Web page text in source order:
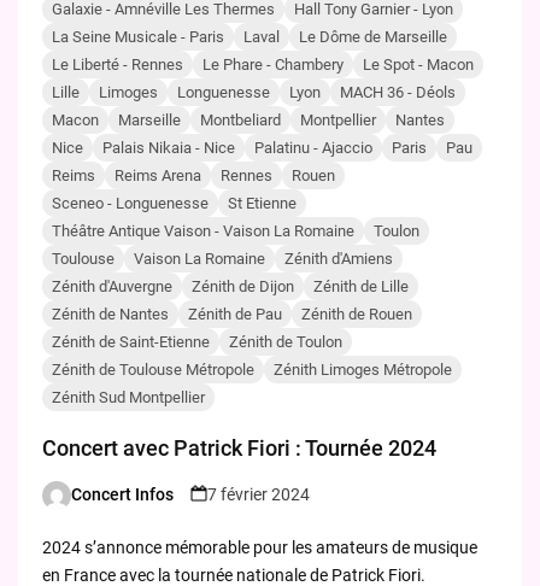
Galaxie - Amnéville Les Thermes
Hall Tony Garnier - Lyon
La Seine Musicale - Paris
Laval
Le Dôme de Marseille
Le Liberté - Rennes
Le Phare - Chambery
Le Spot - Macon
Lille
Limoges Longuenesse Lyon
MACH 36 - Déols
Macon
Marseille Montbeliard Montpellier
Nantes
Nice
Palais Nikaia - Nice Palatinu - Ajaccio Paris
Pau
Reims
Reims Arena Rennes
Rouen
Sceneo - Longuenesse
St Etienne
Théâtre Antique Vaison - Vaison La Romaine
Toulon
Toulouse
Vaison La Romaine
Zénith d'Amiens
Zénith d'Auvergne
Zénith de Dijon
Zénith de Lille
Zénith de Nantes
Zénith de Pau
Zénith de Rouen
Zénith de Saint-Etienne
Zénith de Toulon
Zénith de Toulouse Métropole
Zénith Limoges Métropole
Zénith Sud Montpellier
Concert avec Patrick Fiori : Tournée 2024
Posted
Concert Infos 7 février 2024
2024 s’annonce mémorable pour les amateurs de musique
en France avec la tournée nationale de Patrick Fiori.